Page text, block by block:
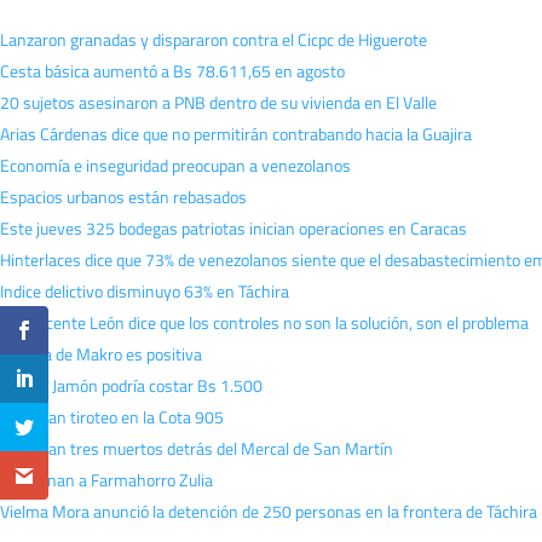
Lanzaron granadas y dispararon contra el Cicpc de Higuerote
Cesta básica aumentó a Bs 78.611,65 en agosto
20 sujetos asesinaron a PNB dentro de su vivienda en El Valle
Arias Cárdenas dice que no permitirán contrabando hacia la Guajira
Economía e inseguridad preocupan a venezolanos
Espacios urbanos están rebasados
Este jueves 325 bodegas patriotas inician operaciones en Caracas
Hinterlaces dice que 73% de venezolanos siente que el desabastecimiento
Indice delictivo disminuyo 63% en Táchira
Luis Vicente León dice que los controles no son la solución, son el problema
Medida de Makro es positiva
Pan de Jamón podría costar Bs 1.500
Reportan tiroteo en la Cota 905
Reportan tres muertos detrás del Mercal de San Martín
Sancionan a Farmahorro Zulia
Vielma Mora anunció la detención de 250 personas en la frontera de Táchira